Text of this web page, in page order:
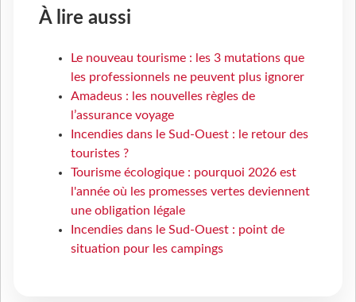
À lire aussi
Le nouveau tourisme : les 3 mutations que
les professionnels ne peuvent plus ignorer
Amadeus : les nouvelles règles de
l’assurance voyage
Incendies dans le Sud-Ouest : le retour des
touristes ?
Tourisme écologique : pourquoi 2026 est
l'année où les promesses vertes deviennent
une obligation légale
Incendies dans le Sud-Ouest : point de
situation pour les campings